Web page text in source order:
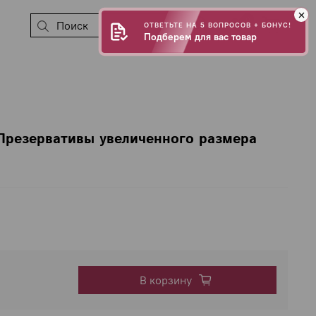
увеличенного размера
В корзину
ОТВЕТЬТЕ НА 5 ВОПРОСОВ + БОНУС!
Подберем для вас товар